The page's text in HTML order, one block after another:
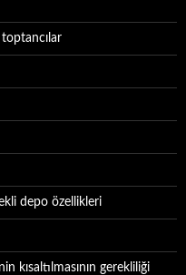
depo özellikleri
kısaltılmasının gerekliliği